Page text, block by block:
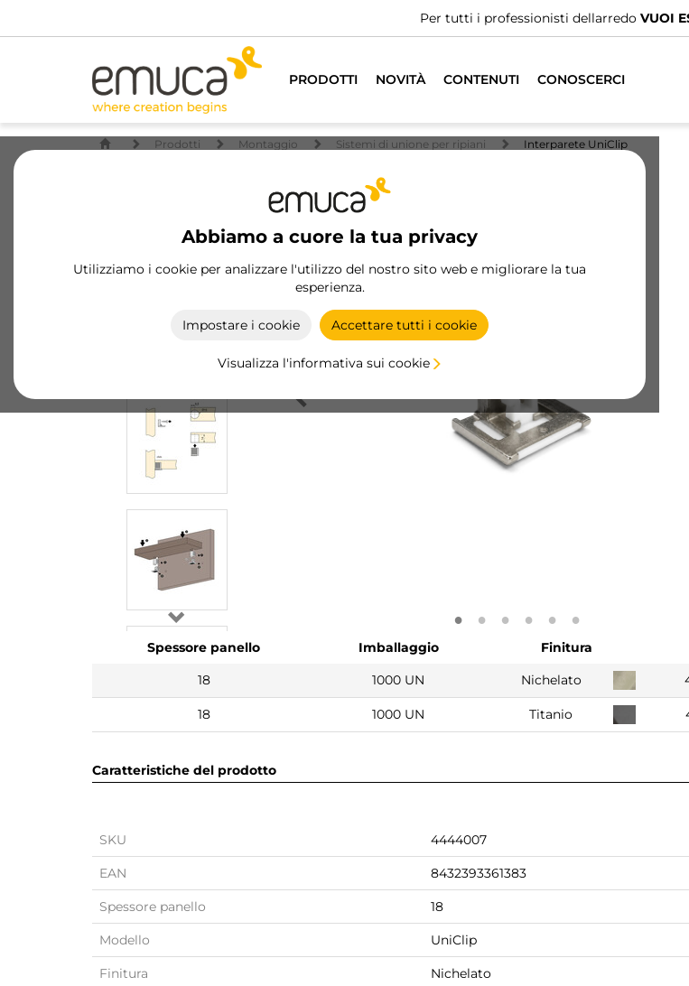
Abbiamo distributori specializzati.
PRODOTTI NOVITÀ CONTENUTI CONOSCERCI
Abbiamo a cuore la tua privacy
Utilizziamo i cookie per analizzare l'utilizzo del nostro sito web e migliorare la tua
esperienza.
Impostare i cookie Accettare tutti i cookie
Visualizza l'informativa sui cookie
Prodotti Montaggio Sistemi di unione per ripiani Interparete UniClip
Spessore panello Imballaggio Finitura
18
1000 UN Nichelato
18 1000 UN Titanio
Caratteristiche del prodotto
SKU 4444007
EAN 8432393361383
Spessore panello 18
Modello UniClip
Finitura Nichelato